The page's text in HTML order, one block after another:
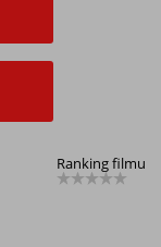
Ranking filmu